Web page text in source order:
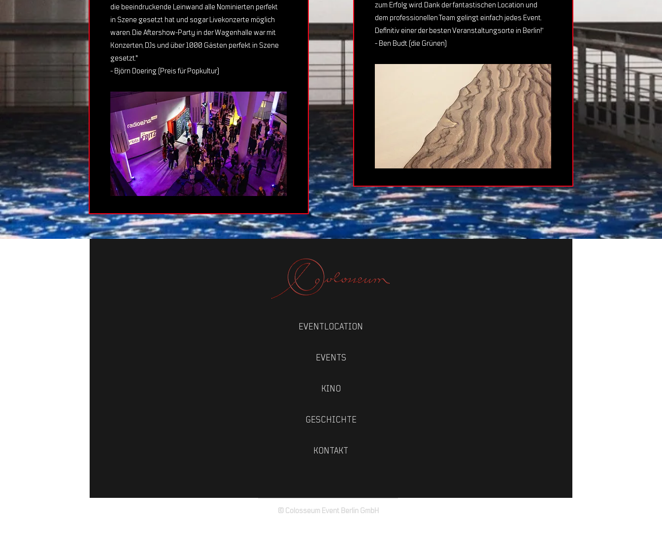
die beeindruckende Leinwand alle Nominierten perfekt
in Szene gesetzt hat und sogar Livekonzerte möglich
waren. Die Aftershow-Party in der Wagenhalle war mit
Konzerten, DJs und über 1000 Gästen perfekt in Szene
gesetzt."
- Björn Doering (Preis für Popkultur)
zum Erfolg wird. Dank der fantastischen Location und
dem professionellen Team gelingt einfach jedes Event.
Definitiv einer der besten Veranstaltungsorte in Berlin!“
- Ben Budt (die Grünen)
EVENTLOCATION
EVENTS
KINO
GESCHICHTE
KONTAKT
© Colosseum Event Berlin GmbH